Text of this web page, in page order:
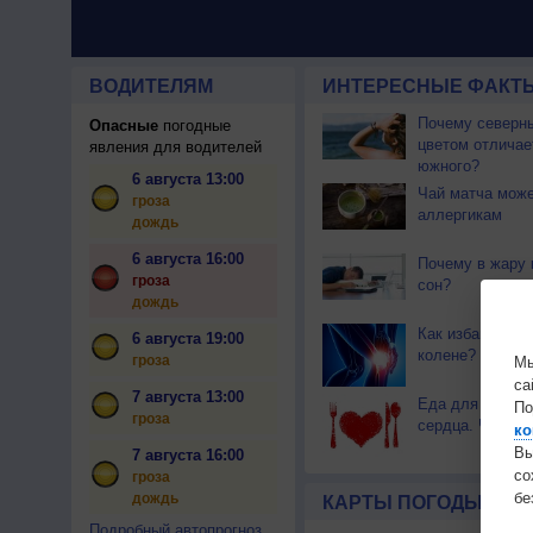
ВОДИТЕЛЯМ
Опасныепогодные
явления для водителей
6 августа 13:00
гроза
дождь
6 августа 16:00
гроза
дождь
6 августа 19:00
гроза
7 августа 13:00
гроза
7 августа 16:00
гроза
дождь
ИНТЕРЕСНЫЕ
Почему
цветом
южного?
Чай матча
аллергикам
Почему в жару
сон?
Как избавиться
колене?
Еда для
сердца. Часть 1
КАРТЫ ПОГОДЫ